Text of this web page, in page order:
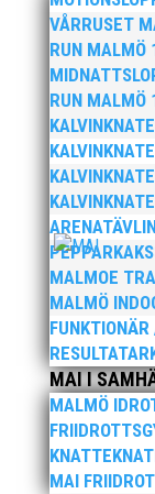
VÅRRUSET
RUN MALMÖ
RUN
MALMOE
MALMÖ
MAI I
MALMÖ
MAI